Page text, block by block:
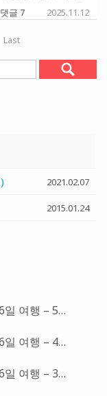
댓글 7 2025.11.12
Last
2021.02.07
2015.01.24
2026 캐나다 Banff & Lake Louise 5박 6일 여행 – 5편: Fairmont Chateau Lake Louise (아멕스 FHR)
2026 캐나다 Banff & Lake Louise 5박 6일 여행 – 4편: Banff의 아침 & Sunshine Village Gondola
2026 캐나다 Banff & Lake Louise 5박 6일 여행 – 3편: Banff & Bow Falls